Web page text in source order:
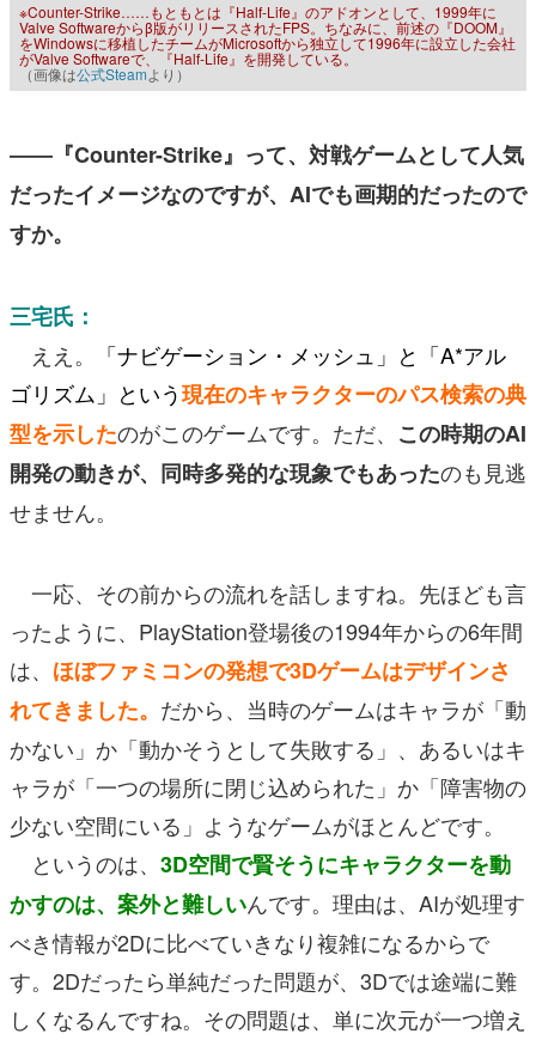
※Counter-Strike……もともとは『Half-Life』のアドオンとして、1999年に
Valve Softwareからβ版がリリースされたFPS。ちなみに、前述の『DOOM』
をWindowsに移植したチームがMicrosoftから独立して1996年に設立した会社
がValve Softwareで、『Half-Life』を開発している。
（画像は公式Steamより）
――『Counter-Strike』って、対戦ゲームとして人気
だったイメージなのですが、AIでも画期的だったので
すか。
三宅氏：
ええ。
「ナビゲーション・メッシュ」と「A*アル
ゴリズム」という現在のキャラクターのパス検索の典
型を示したのがこのゲームです。ただ、 この時期のAI
開発の動きが、同時多発的な現象でもあったのも見逃
せません。
一応、その前からの流れを話しますね。先ほども言
ったように、PlayStation登場後の1994年からの6年間
は、 ほぼファミコンの発想で3Dゲームはデザインさ
れてきました。 だから、当時のゲームはキャラが「動
かない」か「動かそうとして失敗する」、あるいはキ
ャラが「一つの場所に閉じ込められた」か「障害物の
少ない空間にいる」ようなゲームがほとんどです。
というのは、 3D空間で賢そうにキャラクターを動
かすのは、案外と難しいんです。理由は、AIが処理す
べき情報が2Dに比べていきなり複雑になるからで
す。2Dだったら単純だった問題が、3Dでは途端に難
しくなるんですね。その問題は、単に次元が一つ増え